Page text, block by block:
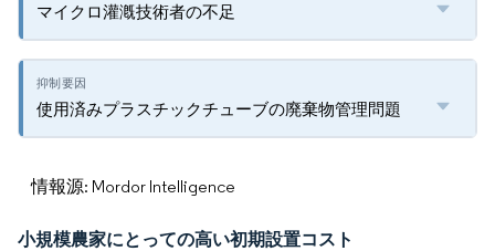
マイクロ灌漑技術者の不足
使用済みプラスチックチューブの廃棄物管理問題
情報源: Mordor Intelligence
小規模農家にとっての高い初期設置コスト